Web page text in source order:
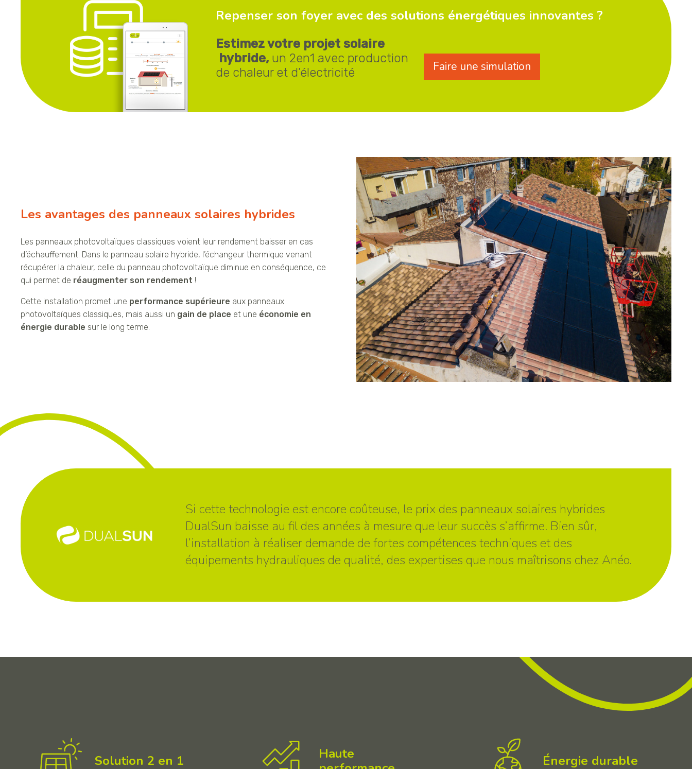
Repenser son foyer avec des solutions énergétiques innovantes ?
Estimez votre projet solaire
hybride, un 2en1 avec production
de chaleur et d’électricité
Faire une simulation
Les avantages des panneaux solaires hybrides
Les panneaux photovoltaïques classiques voient leur rendement baisser en cas
d’échauffement. Dans le panneau solaire hybride, l’échangeur thermique venant
récupérer la chaleur, celle du panneau photovoltaïque diminue en conséquence, ce
qui permet de réaugmenter son rendement !
Cette installation promet une performance supérieure aux panneaux
photovoltaïques classiques, mais aussi un gain de place et une économie en
énergie durable sur le long terme.
Si cette technologie est encore coûteuse, le prix des panneaux solaires hybrides
DualSun baisse au fil des années à mesure que leur succès s’affirme. Bien sûr,
l’installation à réaliser demande de fortes compétences techniques et des
équipements hydrauliques de qualité, des expertises que nous maîtrisons chez Anéo.
Solution 2 en 1
Haute
Énergie durable